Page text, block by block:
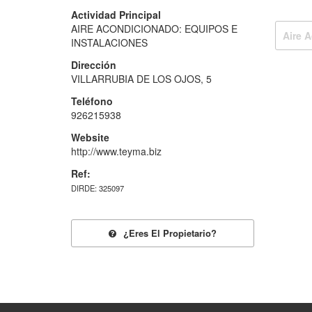
Aire
Actividad Principal
AIRE ACONDICIONADO: EQUIPOS E
INSTALACIONES
Dirección
VILLARRUBIA DE LOS OJOS, 5
Teléfono
926215938
Website
http://www.teyma.biz
Ref:
DIRDE: 325097
¿eres El Propietario?